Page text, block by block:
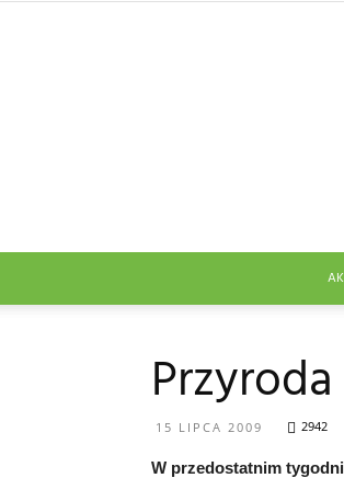
15 LIPCA 2009 2942
W przedostatnim